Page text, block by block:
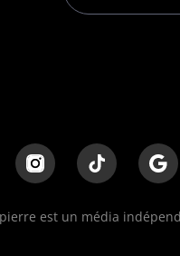
est un média